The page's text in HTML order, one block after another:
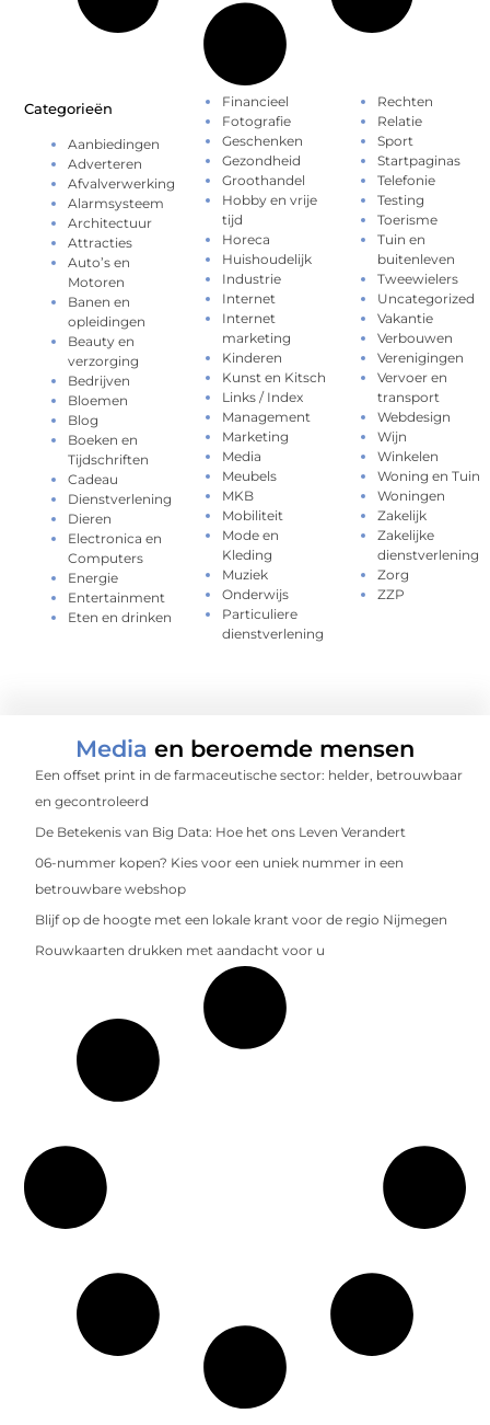
Categorieën
Aanbiedingen
Adverteren
Afvalverwerking
Alarmsysteem
Architectuur
Attracties
Auto’s en
Motoren
Banen en
opleidingen
Beauty en
verzorging
Bedrijven
Bloemen
Blog
Boeken en
Tijdschriften
Cadeau
Dienstverlening
Dieren
Electronica en
Computers
Energie
Entertainment
Eten en drinken
Financieel
Fotografie
Geschenken
Gezondheid
Groothandel
Hobby en vrije
tijd
Horeca
Huishoudelijk
Industrie
Internet
Internet
marketing
Kinderen
Kunst en Kitsch
Links / Index
Management
Marketing
Media
Meubels
MKB
Mobiliteit
Mode en
Kleding
Muziek
Onderwijs
Particuliere
dienstverlening
Rechten
Relatie
Sport
Startpaginas
Telefonie
Testing
Toerisme
Tuin en
buitenleven
Tweewielers
Uncategorized
Vakantie
Verbouwen
Verenigingen
Vervoer en
transport
Webdesign
Wijn
Winkelen
Woning en Tuin
Woningen
Zakelijk
Zakelijke
dienstverlening
Zorg
ZZP
Media en beroemde mensen
Een offset print in de farmaceutische sector: helder, betrouwbaar
en gecontroleerd
De Betekenis van Big Data: Hoe het ons Leven Verandert
06-nummer kopen? Kies voor een uniek nummer in een
betrouwbare webshop
Blijf op de hoogte met een lokale krant voor de regio Nijmegen
Rouwkaarten drukken met aandacht voor u